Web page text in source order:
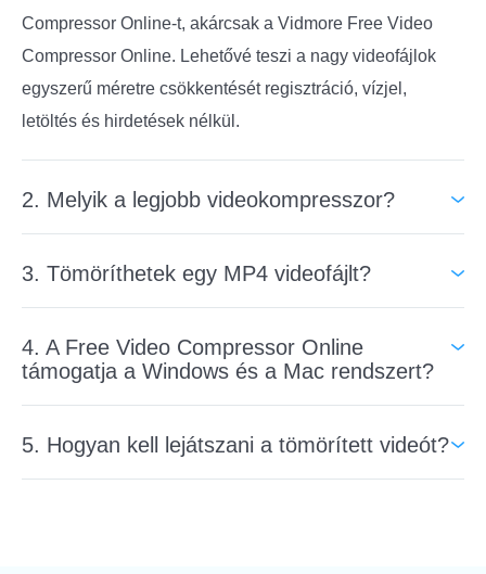
Compressor Online-t, akárcsak a Vidmore Free Video
Compressor Online. Lehetővé teszi a nagy videofájlok
egyszerű méretre csökkentését regisztráció, vízjel,
letöltés és hirdetések nélkül.
2. Melyik a legjobb videokompresszor?
Vidmore Free Video Compressor Online az egyik legjobb
videóméretet csökkenti. Az 100% biztonságos és teljesen
ingyenes a videó méretének tömörítése, amikor és ahol
csak lehetséges. Ennél is fontosabb, hogy a csökkentett
videofájl minősége ugyanolyan jó lesz, mint korábban.
Bátran használhatja ezt a videóméretezőt.
3. Tömöríthetek egy MP4 videofájlt?
mindössze néhány egérkattintással tömöríthet MP4
videofájlt. Töltse fel MP4-videófájlját erre a tömörítőre,
és -formátumot, majd kattintson a Tömörítés gombra a
videó tömörítésének ingyenes elindításához.
4. A Free Video Compressor Online
támogatja a Windows és a Mac rendszert?
rendelkező számítógépes rendszeren működik, beleértve
a Windows, Mac és Linux rendszereket.
5. Hogyan kell lejátszani a tömörített videót?